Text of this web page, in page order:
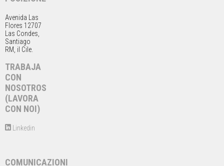
Avenida Las
Flores 12707
Las Condes,
Santiago
RM, il Cile.
TRABAJA
CON
NOSOTROS
(LAVORA
CON NOI)
Linkedin
COMUNICAZIONI